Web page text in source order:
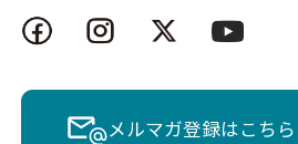
メルマガ登録はこちら